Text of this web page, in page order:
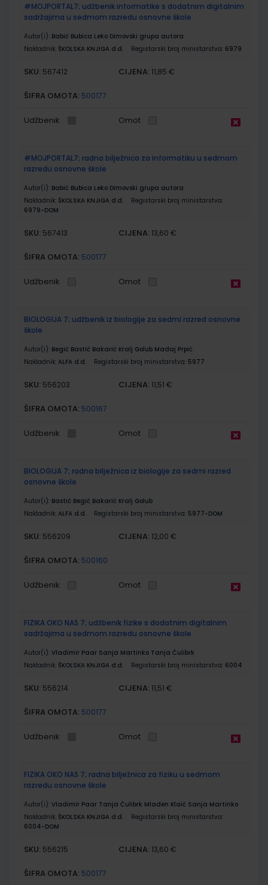
#MOJPORTAL7; udžbenik informatike s dodatnim digitalnim
sadržajima u sedmom razredu osnovne škole
Autor(i): Babić Bubica Leko Dimovski grupa autora
Nakladnik: ŠKOLSKA KNJIGA d.d. Registarski broj ministarstva: 6979
SKU: 567412 CIJENA: 11,85 €
ŠIFRA OMOTA: 500177
Udžbenik Omot
#MOJPORTAL7; radna bilježnica za informatiku u sedmom
razredu osnovne škole
Autor(i): Babić Bubica Leko Dimovski grupa autora
Nakladnik: ŠKOLSKA KNJIGA d.d.
Registarski broj ministarstva:
6979-DOM
SKU: 567413 CIJENA: 13,60 €
ŠIFRA OMOTA: 500177
Udžbenik Omot
BIOLOGIJA 7; udžbenik iz biologije za sedmi razred osnovne
škole
Autor(i): Begić Bastić Bakarić Kralj Golub Madaj Prpić
Nakladnik: ALFA d.d. Registarski broj ministarstva: 5977
SKU: 556203 CIJENA: 11,51 €
ŠIFRA OMOTA: 500167
Udžbenik Omot
BIOLOGIJA 7; radna bilježnica iz biologije za sedmi razred
osnovne škole
Autor(i): Bastić Begić Bakarić Kralj Golub
Nakladnik: ALFA d.d. Registarski broj ministarstva: 5977-DOM
SKU: 556209 CIJENA: 12,00 €
ŠIFRA OMOTA: 500160
Udžbenik Omot
FIZIKA OKO NAS 7; udžbenik fizike s dodatnim digitalnim
sadržajima u sedmom razredu osnovne škole
Autor(i): Vladimir Paar Sanja Martinko Tanja Ćulibrk
Nakladnik: ŠKOLSKA KNJIGA d.d. Registarski broj ministarstva: 6004
SKU: 556214 CIJENA: 11,51 €
ŠIFRA OMOTA: 500177
Udžbenik Omot
FIZIKA OKO NAS 7; radna bilježnica za fiziku u sedmom
razredu osnovne škole
Autor(i): Vladimir Paar Tanja Ćulibrk Mladen Klaić Sanja Martinko
Nakladnik: ŠKOLSKA KNJIGA d.d.
Registarski broj ministarstva:
6004-DOM
SKU: 556215 CIJENA: 13,60 €
ŠIFRA OMOTA: 500177